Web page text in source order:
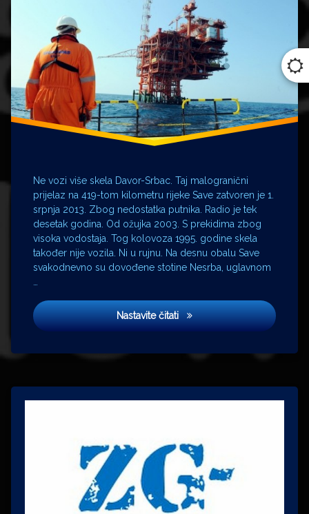
Ne vozi više skela Davor-Srbac. Taj malogranični
prijelaz na 419-tom kilometru rijeke Save zatvoren je 1.
srpnja 2013. Zbog nedostatka putnika. Radio je tek
desetak godina. Od ožujka 2003. S prekidima zbog
visoka vodostaja. Tog kolovoza 1995. godine skela
također nije vozila. Ni u rujnu. Na desnu obalu Save
svakodnevno su dovođene stotine Nesrba, uglavnom
Nastavite čitatiVažno je zvati se Davor